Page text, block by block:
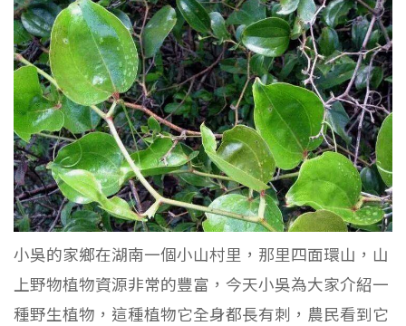
小吳的家鄉在湖南一個小山村里，那里四面環山，山
上野物植物資源非常的豐富，今天小吳為大家介紹一
種野生植物，這種植物它全身都長有刺，農民看到它